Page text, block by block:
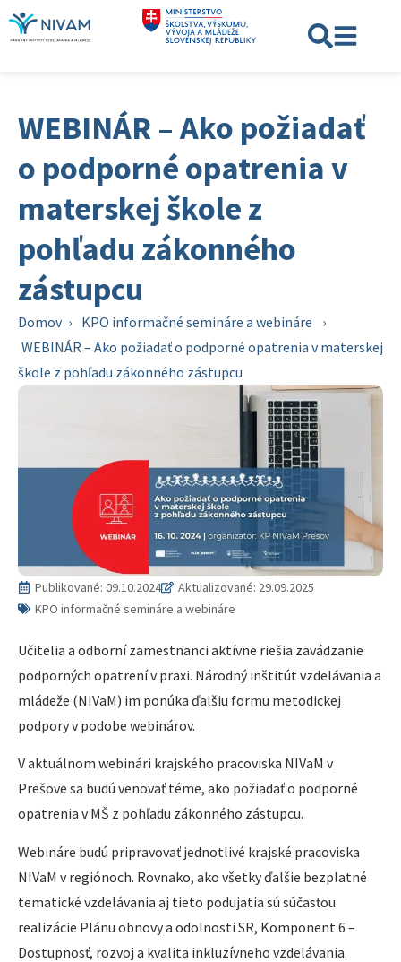
WEBINÁR – Ako požiadať
o podporné opatrenia v
materskej škole z
pohľadu zákonného
zástupcu
Domov › KPO informačné semináre a webináre
›
WEBINÁR – Ako požiadať o podporné opatrenia v materskej
škole z pohľadu zákonného zástupcu
Publikované: 09.10.2024
Aktualizované: 29.09.2025
KPO informačné semináre a webináre
Učitelia a odborní zamestnanci aktívne riešia zavádzanie
podporných opatrení v praxi. Národný inštitút vzdelávania a
mládeže (NIVaM) im ponúka ďalšiu formu metodickej
podpory v podobe webinárov.
V aktuálnom webinári krajského pracoviska NIVaM v
Prešove sa budú venovať téme, ako požiadať o podporné
opatrenia v MŠ z pohľadu zákonného zástupcu.
Webináre budú pripravovať jednotlivé krajské pracoviska
NIVaM v regiónoch. Rovnako, ako všetky ďalšie bezplatné
tematické vzdelávania aj tieto podujatia sú súčasťou
realizácie Plánu obnovy a odolnosti SR, Komponent 6 –
Dostupnosť, rozvoj a kvalita inkluzívneho vzdelávania.